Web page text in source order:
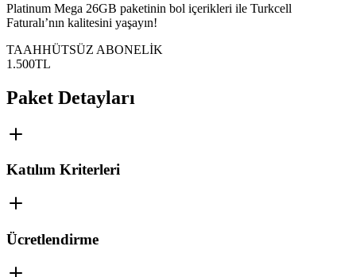
​Platinum Mega 26GB paketinin bol içerikleri ile Turkcell
Faturalı’nın kalitesini yaşayın!
TAAHHÜTSÜZ ABONELİK
1.500TL
Paket Detayları
Katılım Kriterleri
Ücretlendirme